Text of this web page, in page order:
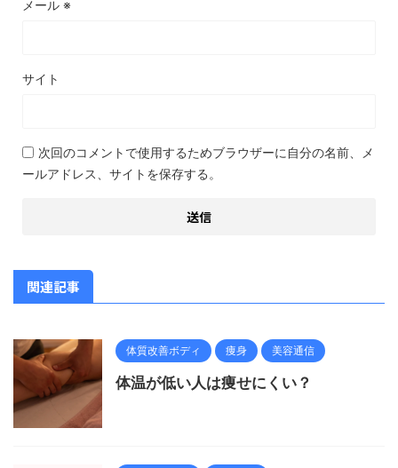
メール ※
サイト
次回のコメントで使用するためブラウザーに自分の名前、メ
ールアドレス、サイトを保存する。
関連記事
体質改善ボディ 痩身 美容通信
体温が低い人は痩せにくい？